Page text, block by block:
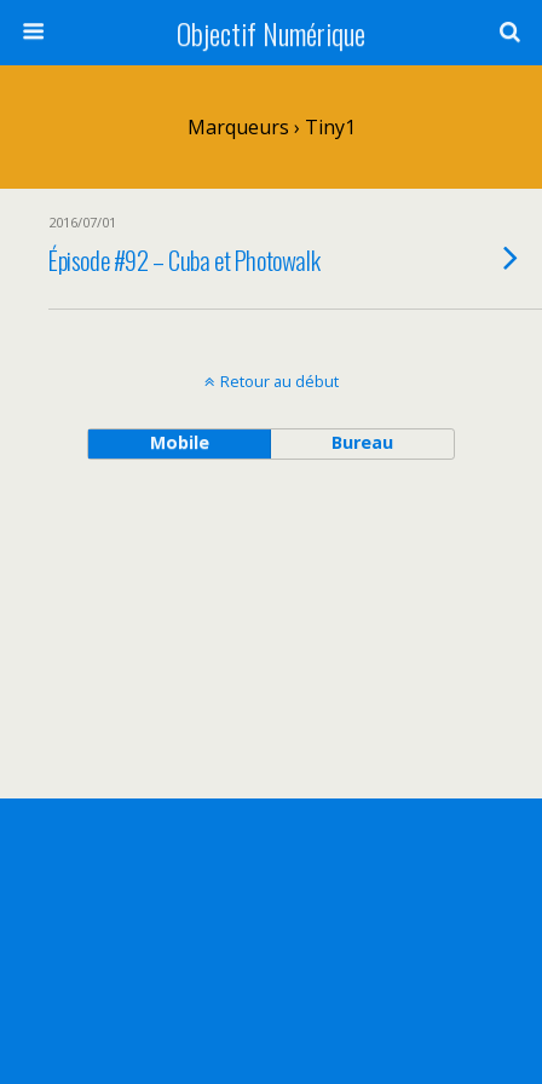
Objectif Numérique
Marqueurs › Tiny1
2016/07/01
Épisode #92 – Cuba et Photowalk
Retour au début
Mobile Bureau